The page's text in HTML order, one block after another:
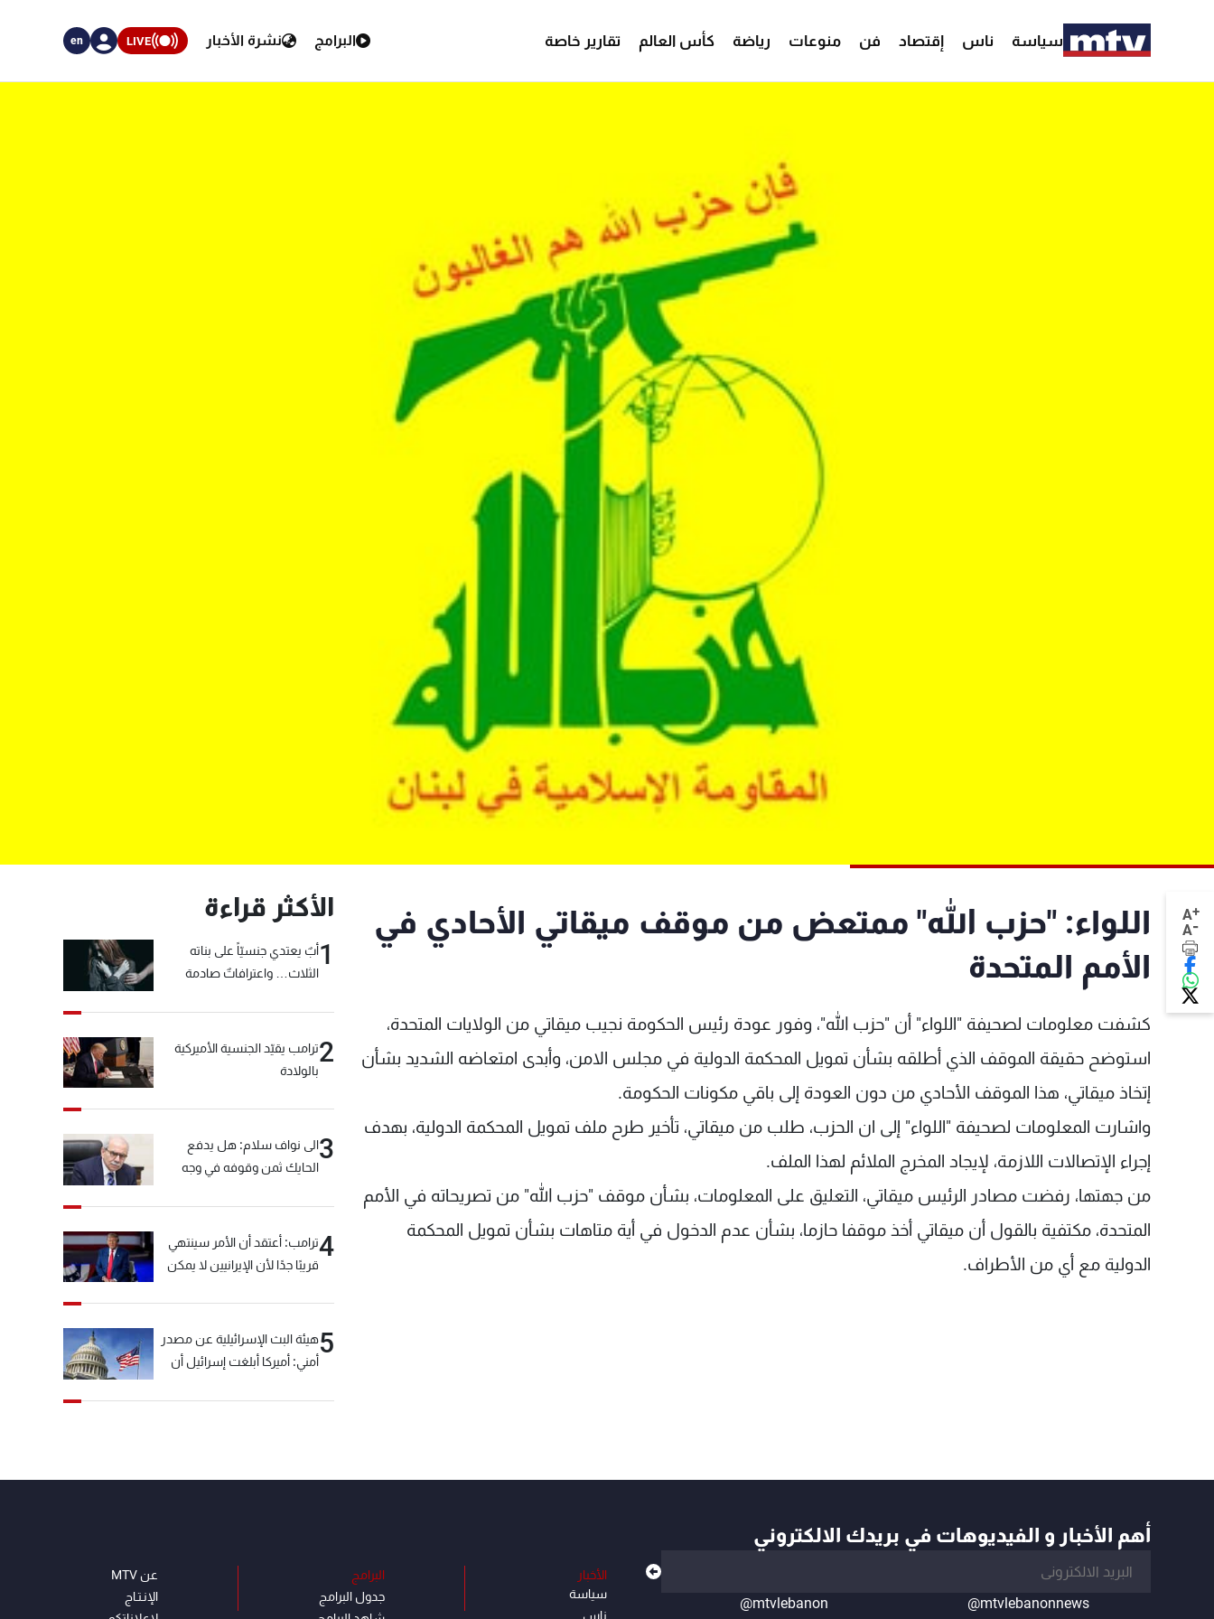
سياسة ناس إقتصاد فن منوعات رياضة كأس العالم تقارير خاصة البرامج نشرة الأخبار LIVE
en
A+
A-
اللواء: "حزب الله" ممتعض من موقف ميقاتي الأحادي في
الأمم المتحدة
كشفت معلومات لصحيفة "اللواء" أن "حزب الله"، وفور عودة رئيس الحكومة نجيب ميقاتي من الولايات المتحدة،
استوضح حقيقة الموقف الذي أطلقه بشأن تمويل المحكمة الدولية في مجلس الامن، وأبدى امتعاضه الشديد بشأن
إتخاذ ميقاتي، هذا الموقف الأحادي من دون العودة إلى باقي مكونات الحكومة.
واشارت المعلومات لصحيفة "اللواء" إلى ان الحزب، طلب من ميقاتي، تأخير طرح ملف تمويل المحكمة الدولية، بهدف
إجراء الإتصالات اللازمة، لإيجاد المخرج الملائم لهذا الملف.
من جهتها، رفضت مصادر الرئيس ميقاتي، التعليق على المعلومات، بشأن موقف "حزب الله" من تصريحاته في الأمم
المتحدة، مكتفية بالقول أن ميقاتي أخذ موقفا حازما، بشأن عدم الدخول في أية متاهات بشأن تمويل المحكمة
الدولية مع أي من الأطراف.
الأكثر قراءة
1أبٌ يعتدي جنسيّاً على بناته
الثلاث… واعترافاتٌ صادمة
2ترامب يقيّد الجنسية الأميركية
بالولادة
3الى نواف سلام: هل يدفع
الحايك ثمن وقوفه في وجه
4ترامب: أعتقد أن الأمر سينتهي
قريبًا جدًا لأن الإيرانيين لا يمكن
5هيئة البث الإسرائيلية عن مصدر
أمني: أميركا أبلغت إسرائيل أن
أهم الأخبار و الفيديوهات في بريدك الالكتروني
@mtvlebanonnews
@mtvlebanon
الأخبار
سياسة
ناس
البرامج
جدول البرامج
عن MTV
الإنـتـاج